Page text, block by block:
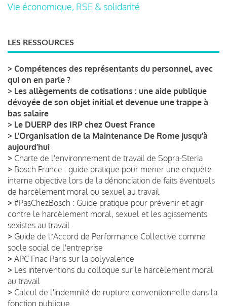
Vie économique, RSE & solidarité
LES RESSOURCES
> Compétences des représentants du personnel, avec
qui on en parle ?
> Les allègements de cotisations : une aide publique
dévoyée de son objet initial et devenue une trappe à
bas salaire
> Le DUERP des IRP chez Ouest France
> L’Organisation de la Maintenance De Rome jusqu’à
aujourd’hui
> Charte de l'environnement de travail de Sopra-Steria
> Bosch France : guide pratique pour mener une enquête
interne objective lors de la dénonciation de faits éventuels
de harcèlement moral ou sexuel au travail
> #PasChezBosch : Guide pratique pour prévenir et agir
contre le harcèlement moral, sexuel et les agissements
sexistes au travail
> Guide de lʼAccord de Performance Collective comme
socle social de l'entreprise
> APC Fnac Paris sur la polyvalence
> Les interventions du colloque sur le harcèlement moral
au travail
> Calcul de l'indemnité de rupture conventionnelle dans la
fonction publique